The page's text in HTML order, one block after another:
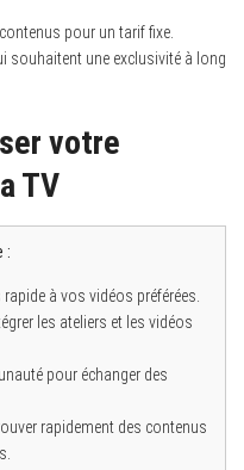
pour un tarif fixe.
souhaitent une exclusivité à long
votre
TV
:
à vos vidéos préférées.
les ateliers et les vidéos
pour échanger des
rapidement des contenus